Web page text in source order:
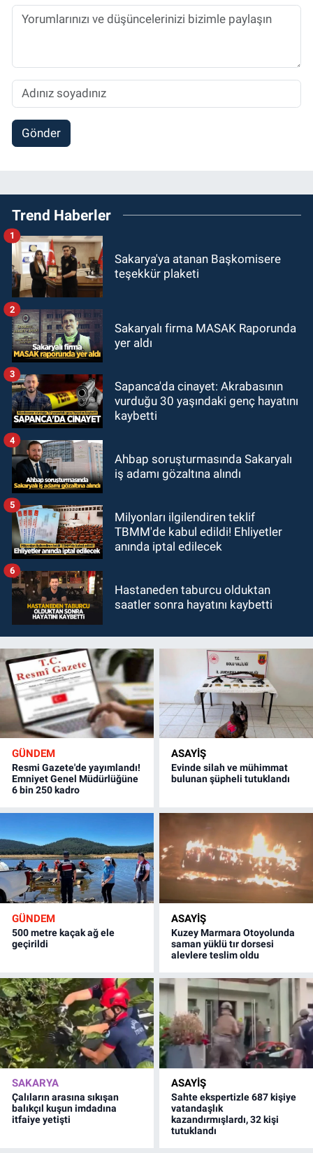
Gönder
Trend Haberler
Sakarya'ya atanan Başkomisere
teşekkür plaketi
1
Sakaryalı firma MASAK Raporunda
yer aldı
2
Sapanca'da cinayet: Akrabasının
vurduğu 30 yaşındaki genç hayatını
kaybetti
3
Ahbap soruşturmasında Sakaryalı
iş adamı gözaltına alındı
4
Milyonları ilgilendiren teklif
TBMM'de kabul edildi! Ehliyetler
anında iptal edilecek
5
Hastaneden taburcu olduktan
saatler sonra hayatını kaybetti
6
GÜNDEM
Resmi Gazete'de yayımlandı!
Emniyet Genel Müdürlüğüne
6 bin 250 kadro
ASAYİŞ
Evinde silah ve mühimmat
bulunan şüpheli tutuklandı
GÜNDEM
500 metre kaçak ağ ele
geçirildi
ASAYİŞ
Kuzey Marmara Otoyolunda
saman yüklü tır dorsesi
alevlere teslim oldu
SAKARYA
Çalıların arasına sıkışan
balıkçıl kuşun imdadına
itfaiye yetişti
ASAYİŞ
Sahte ekspertizle 687 kişiye
vatandaşlık
kazandırmışlardı, 32 kişi
tutuklandı